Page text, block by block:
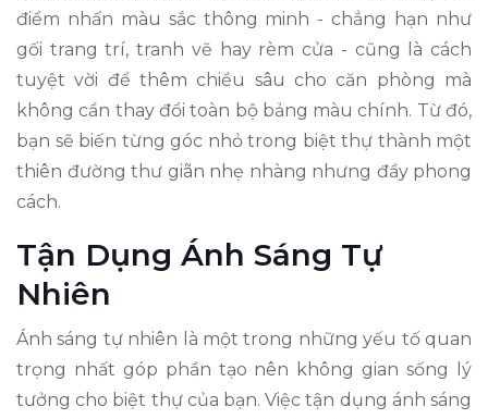
điểm nhấn màu sắc thông minh - chẳng hạn như
gối trang trí, tranh vẽ hay rèm cửa - cũng là cách
tuyệt vời để thêm chiều sâu cho căn phòng mà
không cần thay đổi toàn bộ bảng màu chính. Từ đó,
bạn sẽ biến từng góc nhỏ trong biệt thự thành một
thiên đường thư giãn nhẹ nhàng nhưng đầy phong
cách.
Tận Dụng Ánh Sáng Tự
Nhiên
Ánh sáng tự nhiên là một trong những yếu tố quan
trọng nhất góp phần tạo nên không gian sống lý
tưởng cho biệt thự của bạn. Việc tận dụng ánh sáng